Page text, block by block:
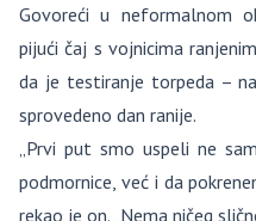
Govoreći u neformalnom
pijući čaj s vojnicima
da je testiranje torpeda –
sprovedeno dan ranije.
„Prvi put smo uspeli ne
podmornice, već i da
rekao je on. „Nema ničeg